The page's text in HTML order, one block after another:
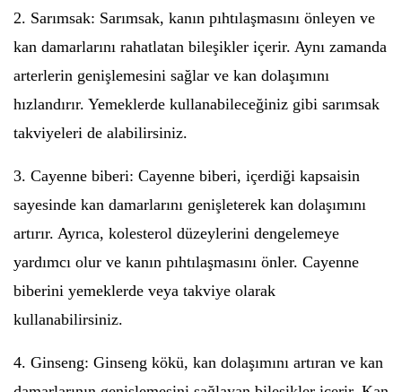
2. Sarımsak: Sarımsak, kanın pıhtılaşmasını önleyen ve
kan damarlarını rahatlatan bileşikler içerir. Aynı zamanda
arterlerin genişlemesini sağlar ve kan dolaşımını
hızlandırır. Yemeklerde kullanabileceğiniz gibi sarımsak
takviyeleri de alabilirsiniz.
3. Cayenne biberi: Cayenne biberi, içerdiği kapsaisin
sayesinde kan damarlarını genişleterek kan dolaşımını
artırır. Ayrıca, kolesterol düzeylerini dengelemeye
yardımcı olur ve kanın pıhtılaşmasını önler. Cayenne
biberini yemeklerde veya takviye olarak
kullanabilirsiniz.
4. Ginseng: Ginseng kökü, kan dolaşımını artıran ve kan